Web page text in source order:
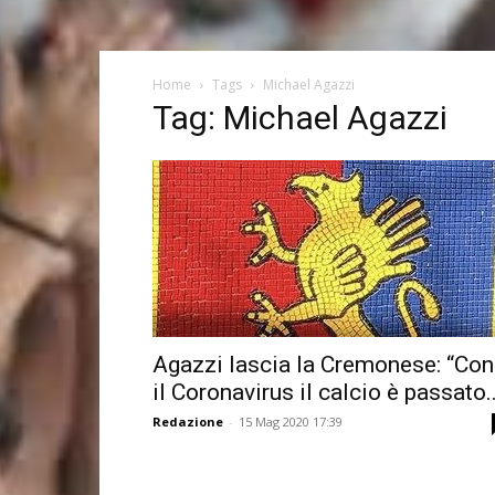
Home Tags Michael Agazzi
Tag: Michael Agazzi
Agazzi lascia la Cremonese: “Con
il Coronavirus il calcio è
Redazione - 15 Mag 2020 17:39